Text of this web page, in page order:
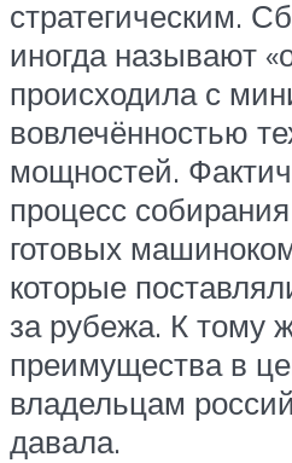
стратегическим.
иногда называют
происходила с
вовлечённостью
мощностей.
процесс
готовых
которые
за рубежа. К тому
преимущества в
владельцам
давала.